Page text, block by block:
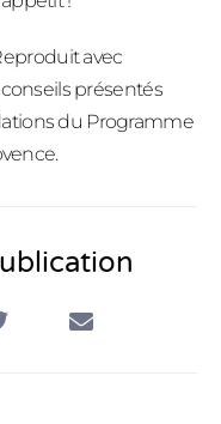
avec
présentés
du Programme